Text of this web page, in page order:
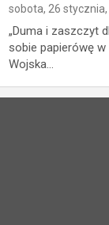
sobota, 26 stycznia,
„Duma i zaszczyt
sobie papierówę
Wojska…